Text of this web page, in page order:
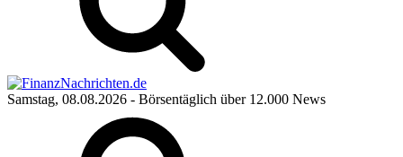
Samstag, 08.08.2026 - Börsentäglich über 12.000 News